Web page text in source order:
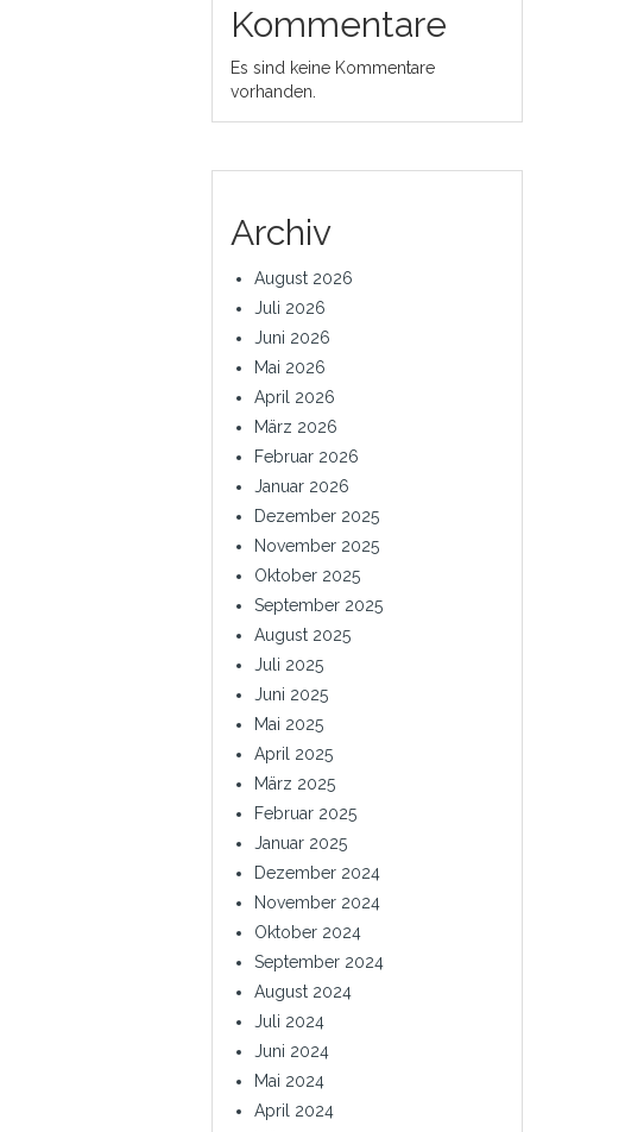
Kommentare
Es sind keine Kommentare
vorhanden.
Archiv
August 2026
Juli 2026
Juni 2026
Mai 2026
April 2026
März 2026
Februar 2026
Januar 2026
Dezember 2025
November 2025
Oktober 2025
September 2025
August 2025
Juli 2025
Juni 2025
Mai 2025
April 2025
März 2025
Februar 2025
Januar 2025
Dezember 2024
November 2024
Oktober 2024
September 2024
August 2024
Juli 2024
Juni 2024
Mai 2024
April 2024